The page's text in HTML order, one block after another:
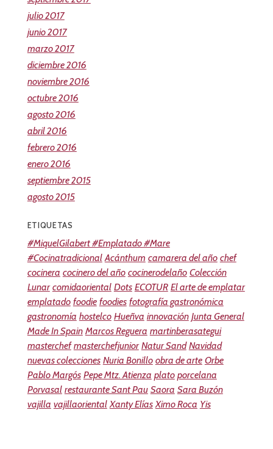
julio 2017
junio 2017
marzo 2017
diciembre 2016
noviembre 2016
octubre 2016
agosto 2016
abril 2016
febrero 2016
enero 2016
septiembre 2015
agosto 2015
ETIQUETAS
#MiquelGilabert #Emplatado #Mare
#Cocinatradicional Acánthum camarera del año chef
cocinera cocinero del año cocinerodelaño Colección
Lunar comidaoriental Dots ECOTUR El arte de emplatar
emplatado foodie foodies fotografía gastronómica
gastronomía hostelco Hueñva innovación Junta General
Made In Spain Marcos Reguera martinberasategui
masterchef masterchefjunior Natur Sand Navidad
nuevas colecciones Nuria Bonillo obra de arte Orbe
Pablo Margós Pepe Mtz. Atienza plato porcelana
Porvasal restaurante Sant Pau Saora Sara Buzón
vajilla vajillaoriental Xanty Elías Ximo Roca Yis